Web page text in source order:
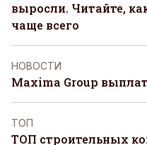
выросли. Читайте,
чаще всего
НОВОСТИ
Maxima Group
ТОП
ТОП строительных